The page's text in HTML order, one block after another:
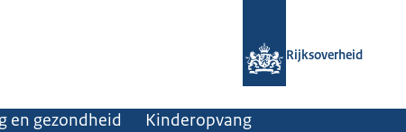
Rijksoverheid
en gezondheid Kinderopvang